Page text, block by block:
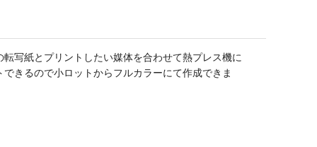
写紙とプリントしたい媒体を合わせて熱プレス機に
きるので小ロットからフルカラーにて作成できま